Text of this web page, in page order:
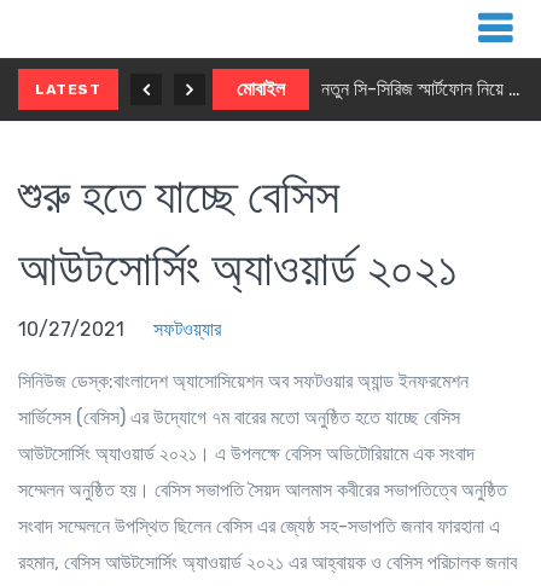
LATEST মোবাইল নতুন সি-সিরিজ স্মার্টফোন নিয়ে আসছে রিয়েলমি
শুরু হতে যাচ্ছে বেসিস
আউটসোর্সিং অ্যাওয়ার্ড ২০২১
10/27/2021 সফটওয়্যার
সিনিউজ ডেস্ক:বাংলাদেশ অ্যাসোসিয়েশন অব সফটওয়ার অ্যান্ড ইনফরমেশন
সার্ভিসেস (বেসিস) এর উদ্যোগে ৭ম বারের মতো অনুষ্ঠিত হতে যাচ্ছে বেসিস
আউটসোর্সিং অ্যাওয়ার্ড ২০২১। এ উপলক্ষে বেসিস অডিটোরিয়ামে এক সংবাদ
সম্মেলন অনুষ্ঠিত হয়। বেসিস সভাপতি সৈয়দ আলমাস কবীরের সভাপতিত্বে অনুষ্ঠিত
সংবাদ সম্মেলনে উপস্থিত ছিলেন বেসিস এর জ্যেষ্ঠ সহ-সভাপতি জনাব ফারহানা এ
রহমান, বেসিস আউটসোর্সিং অ্যাওয়ার্ড ২০২১ এর আহ্বায়ক ও বেসিস পরিচালক জনাব